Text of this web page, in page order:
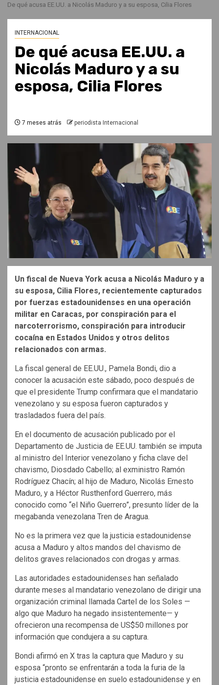
De qué acusa EE.UU. a Nicolás Maduro y a su esposa, Cilia Flores
INTERNACIONAL
De qué acusa EE.UU. a
Nicolás Maduro y a su
esposa, Cilia Flores
7 meses atrás periodista Internacional
Un fiscal de Nueva York acusa a Nicolás Maduro y a
su esposa, Cilia Flores, recientemente capturados
por fuerzas estadounidenses en una operación
militar en Caracas, por conspiración para el
narcoterrorismo, conspiración para introducir
cocaína en Estados Unidos y otros delitos
relacionados con armas.
La fiscal general de EE.UU., Pamela Bondi, dio a
conocer la acusación este sábado, poco después de
que el presidente Trump confirmara que el mandatario
venezolano y su esposa fueron capturados y
trasladados fuera del país.
En el documento de acusación publicado por el
Departamento de Justicia de EE.UU. también se imputa
al ministro del Interior venezolano y ficha clave del
chavismo, Diosdado Cabello; al exministro Ramón
Rodríguez Chacín; al hijo de Maduro, Nicolás Ernesto
Maduro, y a Héctor Rusthenford Guerrero, más
conocido como “el Niño Guerrero”, presunto líder de la
megabanda venezolana Tren de Aragua.
No es la primera vez que la justicia estadounidense
acusa a Maduro y altos mandos del chavismo de
delitos graves relacionados con drogas y armas.
Las autoridades estadounidenses han señalado
durante meses al mandatario venezolano de dirigir una
organización criminal llamada Cartel de los Soles —
algo que Maduro ha negado insistentemente— y
ofrecieron una recompensa de US$50 millones por
información que condujera a su captura.
Bondi afirmó en X tras la captura que Maduro y su
esposa “pronto se enfrentarán a toda la furia de la
justicia estadounidense en suelo estadounidense y en